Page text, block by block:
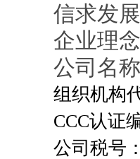
信求发
企业理
公司名
组织机构
CCC认证
公司税号